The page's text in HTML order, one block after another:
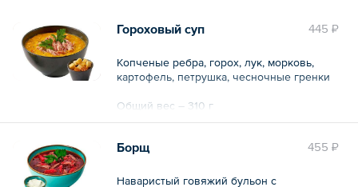
445 ₽
Гороховый суп
Копченые ребра, горох, лук, морковь,
картофель, петрушка, чесночные гренки
Общий вес – 310 г
455 ₽
Борщ
Наваристый говяжий бульон с